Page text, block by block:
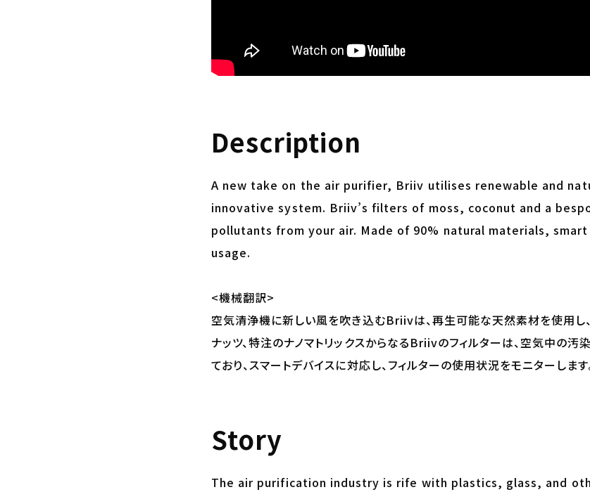
Description
A new take on the air purifier, Briiv utilises renewable and
innovative system. Briiv’s filters of moss, coconut and a
pollutants from your air. Made of 90% natural materials,
usage.
<機械翻訳>
空気清浄機に新しい風を吹き込むBriivは、再生可能な天然素材を使用し
ナッツ、特注のナノマトリックスからなるBriivのフィルターは、空気中の
ており、スマートデバイスに対応し、フィルターの使用状況をモニターします
Story
The air purification industry is rife with plastics, glass, and